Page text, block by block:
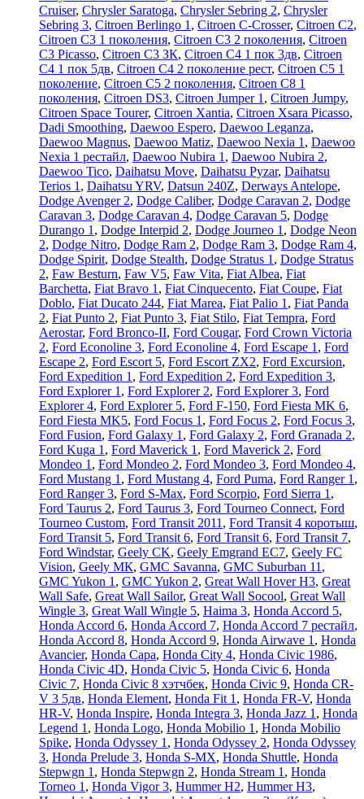
Cruiser, Chrysler Saratoga, Chrysler Sebring 2, Chrysler
Sebring 3, Citroen Berlingo 1 , Citroen C-Crosser, Citroen C2,
Citroen C3 1 поколения, Citroen C3 2 поколения, Citroen
C3 Picasso, Citroen C3 ЗК, Citroen C4 1 пок 3дв, Citroen
C4 1 пок 5дв, Citroen C4 2 поколение рест, Citroen C5 1
поколение, Citroen C5 2 поколения, Citroen C8 1
поколения, Citroen DS3, Citroen Jumper 1 , Citroen Jumpy,
Citroen Space Tourer, Citroen Xantia, Citroen Xsara Picasso,
Dadi Smoothing, Daewoo Espero, Daewoo Leganza,
Daewoo Magnus, Daewoo Matiz, Daewoo Nexia 1 , Daewoo
Nexia 1 рестайл, Daewoo Nubira 1 , Daewoo Nubira 2,
Daewoo Tico, Daihatsu Move, Daihatsu Pyzar, Daihatsu
Terios 1 , Daihatsu YRV, Datsun 240Z, Derways Antelope,
Dodge Avenger 2, Dodge Caliber, Dodge Caravan 2, Dodge
Caravan 3, Dodge Caravan 4, Dodge Caravan 5, Dodge
Durango 1 , Dodge Interpid 2, Dodge Journeo 1 , Dodge Neon
2, Dodge Nitro, Dodge Ram 2, Dodge Ram 3, Dodge Ram 4,
Dodge Spirit, Dodge Stealth, Dodge Stratus 1 , Dodge Stratus
2, Faw Besturn, Faw V5, Faw Vita, Fiat Albea, Fiat
Barchetta, Fiat Bravo 1 , Fiat Cinquecento, Fiat Coupe, Fiat
Doblo, Fiat Ducato 244, Fiat Marea, Fiat Palio 1 , Fiat Panda
2, Fiat Punto 2, Fiat Punto 3, Fiat Stilo, Fiat Tempra, Ford
Aerostar, Ford Bronco-II, Ford Cougar, Ford Crown Victoria
2, Ford Econoline 3, Ford Econoline 4, Ford Escape 1 , Ford
Escape 2, Ford Escort 5, Ford Escort ZX2, Ford Excursion,
Ford Expedition 1 , Ford Expedition 2, Ford Expedition 3,
Ford Explorer 1 , Ford Explorer 2, Ford Explorer 3, Ford
Explorer 4, Ford Explorer 5, Ford F-150, Ford Fiesta MK 6,
Ford Fiesta MK5, Ford Focus 1 , Ford Focus 2, Ford Focus 3,
Ford Fusion, Ford Galaxy 1 , Ford Galaxy 2, Ford Granada 2,
Ford Kuga 1 , Ford Maverick 1 , Ford Maverick 2, Ford
Mondeo 1 , Ford Mondeo 2, Ford Mondeo 3, Ford Mondeo 4,
Ford Mustang 1 , Ford Mustang 4, Ford Puma, Ford Ranger 1 ,
Ford Ranger 3, Ford S-Max, Ford Scorpio, Ford Sierra 1 ,
Ford Taurus 2, Ford Taurus 3, Ford Tourneo Connect, Ford
Tourneo Custom, Ford Transit 2011 , Ford Transit 4 коротыш,
Ford Transit 5, Ford Transit 6, Ford Transit 6, Ford Transit 7,
Ford Windstar, Geely CK, Geely Emgrand EC7, Geely FC
Vision, Geely МК, GMC Savanna, GMC Suburban 11 ,
GMC Yukon 1 , GMC Yukon 2, Great Wall Hover H3, Great
Wall Safe, Great Wall Sailor, Great Wall Socool, Great Wall
Wingle 3, Great Wall Wingle 5, Haima 3, Honda Accord 5,
Honda Accord 6, Honda Accord 7, Honda Accord 7 рестайл,
Honda Accord 8, Honda Accord 9, Honda Airwave 1 , Honda
Avancier, Honda Capa, Honda City 4, Honda Civic 1986,
Honda Civic 4D, Honda Civic 5, Honda Civic 6, Honda
Civic 7, Honda Civic 8 хэтчбек, Honda Civic 9, Honda CR-
V 3 5дв, Honda Element, Honda Fit 1 , Honda FR-V, Honda
HR-V, Honda Inspire, Honda Integra 3, Honda Jazz 1 , Honda
Legend 1 , Honda Logo, Honda Mobilio 1 , Honda Mobilio
Spike, Honda Odyssey 1 , Honda Odyssey 2, Honda Odyssey
3, Honda Prelude 3, Honda S-MX, Honda Shuttle, Honda
Stepwgn 1 , Honda Stepwgn 2, Honda Stream 1 , Honda
Torneo 1 , Honda Vigor 3, Hummer H2, Hummer H3,